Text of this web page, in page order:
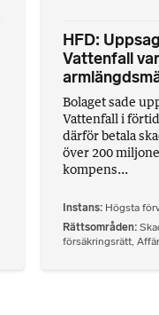
HFD:
Vattenfall var
Bolaget sade
Vattenfall i
därför betala
över 200
kompens...
Instans Högsta
Rättsområden
försäkringsrätt,